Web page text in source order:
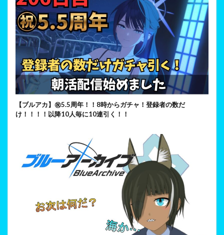
【ブルアカ】㊗5.5周年！！8時からガチャ！登録者の数だ
け！！！！以降10人毎に10連引く！！